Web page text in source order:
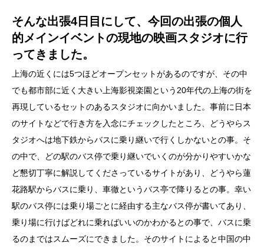
そんな出張4日目にして、今回の出張の個人
的メインイベントの現地の映画スタジオに行
ってきました。
上海の近くには5つほどオープンセットがあるのですが、その中
でも都市部に近く大きい上海影視楽園という20年代の上海の街を
再現しているセットのあるスタジオに向かいました。事前に日本
のサイトなどで行き方を入念にチェックしたところ、どうやらス
タジオへは地下鉄からバスに乗り継いで行くしかないとの事。そ
の中で、どの駅のバス停で乗り継いでいくのが分かりやすいかな
ど懇切丁寧に解説してくださっているサイトがあり、どうやら蓮
花路駅からバスに乗り、車徹というバス亭で降りるとの事。幸い
駅のバス停には乗り場ごとに経由する主なバス停が書いてあり、
乗り場に行けばどれに乗ればいいのかわかるとの事で、バスに乗
るのまではスムーズにできました。そのサイトによると中国の中